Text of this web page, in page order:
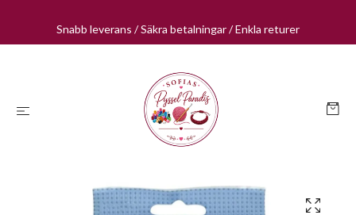
Snabb leverans / Säkra betalningar / Enkla returer